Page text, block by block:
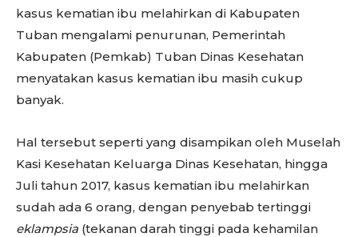
kasus kematian ibu melahirkan di Kabupaten
Tuban mengalami penurunan, Pemerintah
Kabupaten (Pemkab) Tuban Dinas Kesehatan
menyatakan kasus kematian ibu masih cukup
banyak.
Hal tersebut seperti yang disampikan oleh Muselah
Kasi Kesehatan Keluarga Dinas Kesehatan, hingga
Juli tahun 2017, kasus kematian ibu melahirkan
sudah ada 6 orang, dengan penyebab tertinggi
eklampsia (tekanan darah tinggi pada kehamilan